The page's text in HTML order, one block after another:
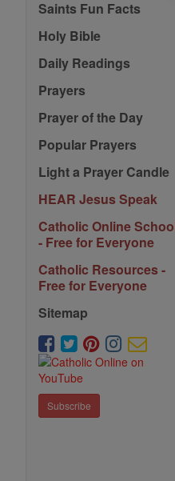
Saints Fun Facts
Holy Bible
Daily Readings
Prayers
Prayer of the Day
Popular Prayers
Light a Prayer Candle
HEAR Jesus Speak
Catholic Online
- Free for Everyone
Catholic Resources -
Free for Everyone
Sitemap
Subscribe